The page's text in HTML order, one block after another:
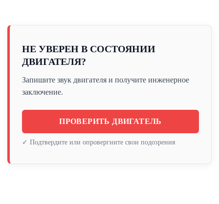
НЕ УВЕРЕН В СОСТОЯНИИ
ДВИГАТЕЛЯ?
Запишите звук двигателя и получите инженерное
заключение.
ПРОВЕРИТЬ ДВИГАТЕЛЬ
✓ Подтвердите или опровергните свои подозрения